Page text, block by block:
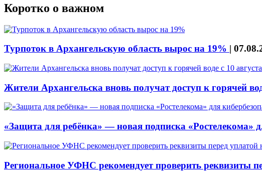
Коротко о важном
Турпоток в Архангельскую область вырос на 19% |
Жители Архангельска вновь получат доступ к горячей
«Защита для ребёнка» — новая подписка «Ростелекома»
Региональное УФНС рекомендует проверить реквизиты